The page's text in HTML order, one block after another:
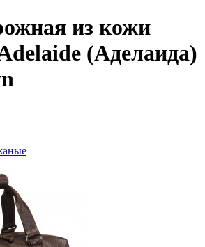
из кожи
(Аделаида)